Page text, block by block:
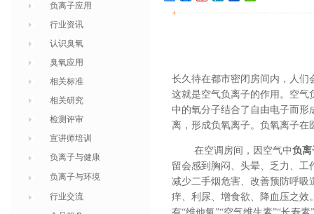
负离子应用
行业资讯
认识臭氧
臭氧应用
相关标准
相关研究
检测评审
宣讲师培训
负离子与健康
负离子与环境
行业交流
+
长久待在都市密闭房间内，人们
这就是空气负离子的作用。空气
中的氧分子结合了自由电子而
离，形成负氧离子。负氧离子在
在空调房间，因空气中负离
留会感到胸闷、头晕、乏力、
减少二手烟危害、改善预防呼吸
痒、利尿、增食欲、降血压之效